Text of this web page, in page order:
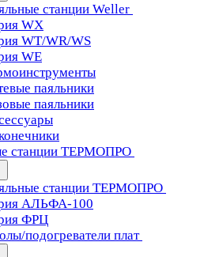
станции Weller
WX
WT/WR/WS
WE
паяльники
паяльники
станции ТЕРМОПРО
станции ТЕРМОПРО
АЛЬФА-100
ФРЦ
подогреватели плат